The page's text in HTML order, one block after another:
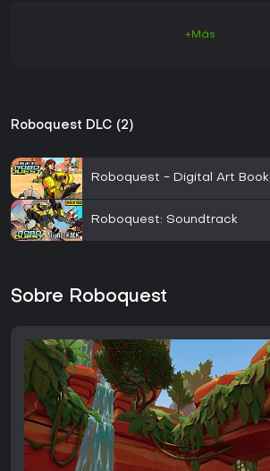
+Más
Roboquest DLC (2)
Roboquest - Digital Art Book
Roboquest: Soundtrack
Sobre Roboquest